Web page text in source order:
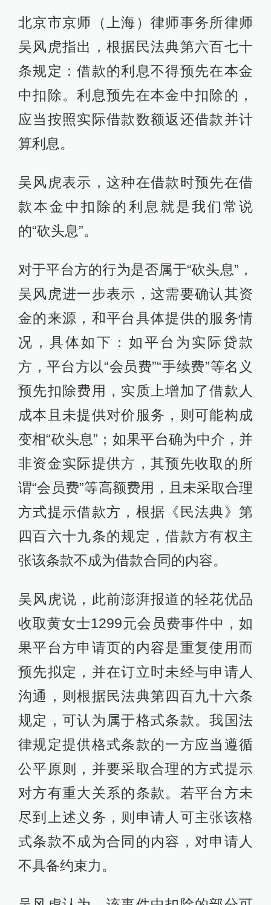
北京市京师（上海）律师事务所律师
吴风虎指出，根据民法典第六百七十
条规定：借款的利息不得预先在本金
中扣除。利息预先在本金中扣除的，
应当按照实际借款数额返还借款并计
算利息。
吴风虎表示，这种在借款时预先在借
款本金中扣除的利息就是我们常说
的“砍头息”。
对于平台方的行为是否属于“砍头息”，
吴风虎进一步表示，这需要确认其资
金的来源，和平台具体提供的服务情
况，具体如下：如平台为实际贷款
方，平台方以“会员费”“手续费”等名义
预先扣除费用，实质上增加了借款人
成本且未提供对价服务，则可能构成
变相“砍头息”；如果平台确为中介，并
非资金实际提供方，其预先收取的所
谓“会员费”等高额费用，且未采取合理
方式提示借款方，根据《民法典》第
四百六十九条的规定，借款方有权主
张该条款不成为借款合同的内容。
吴风虎说，此前澎湃报道的轻花优品
收取黄女士1299元会员费事件中，如
果平台方申请页的内容是重复使用而
预先拟定，并在订立时未经与申请人
沟通，则根据民法典第四百九十六条
规定，可认为属于格式条款。我国法
律规定提供格式条款的一方应当遵循
公平原则，并要采取合理的方式提示
对方有重大关系的条款。若平台方未
尽到上述义务，则申请人可主张该格
式条款不成为合同的内容，对申请人
不具备约束力。